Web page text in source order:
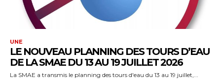
UNE
LE NOUVEAU PLANNING DES TOURS D’EAU
DE LA SMAE DU 13 AU 19 JUILLET 2026
La SMAE a transmis le planning des tours d'eau du 13 au 19 juillet,...